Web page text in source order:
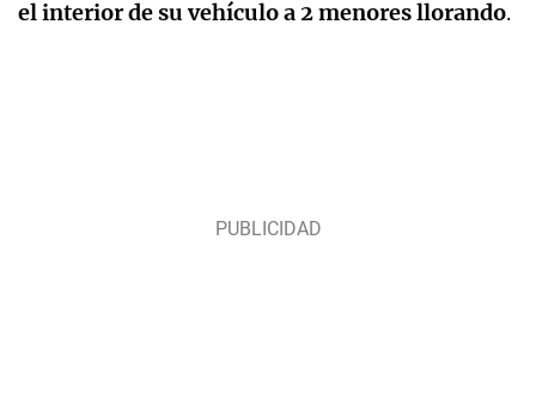
el interior de su vehículo a 2 menores llorando.